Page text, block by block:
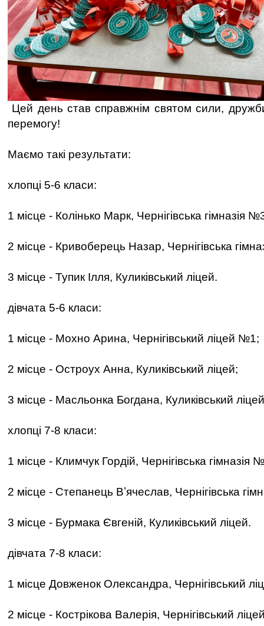
Цей день став справжнім святом сили,
перемогу!
Маємо такі результати:
хлопці 5-6 класи:
1 місце - Колінько Марк, Чернігівська гімназія
2 місце - Кривоберець Назар, Чернігівська
3 місце - Тупик Ілля, Куликівський ліцей.
дівчата 5-6 класи:
1 місце - Мохно Арина, Чернігівський ліцей №1;
2 місце - Остроух Анна, Куликівський ліцей;
3 місце - Масльонка Богдана, Куликівський
хлопці 7-8 класи:
1 місце - Климчук Гордій, Чернігівська гімназія
2 місце - Степанець Вʼячеслав, Чернігівська
3 місце - Бурмака Євгеній, Куликівський ліцей.
дівчата 7-8 класи:
1 місце Довженок Олександра, Чернігівський
2 місце - Кострікова Валерія, Чернігівський